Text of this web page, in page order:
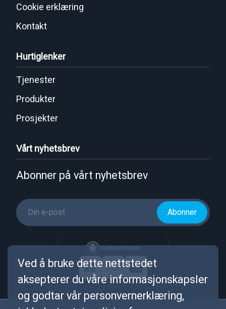
Cookie erklæring
Kontakt
Hurtiglenker
Tjenester
Produkter
Prosjekter
Vårt nyhetsbrev
Abonner på vårt nyhetsbrev
Abonner
Godkjenninger
Ved å bruke dette nettstedet
aksepterer du våre informasjonskapsler
og godtar vår personvernerklæring,